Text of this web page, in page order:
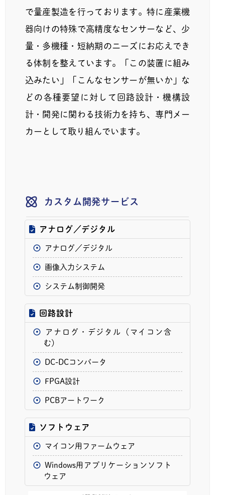
で量産製造を行っております。特に産業機
器向けの特殊で高精度なセンサーなど、少
量・多機種・短納期のニーズにお応えでき
る体制を整えています。「この装置に組み
込みたい」「こんなセンサーが無いか」な
どの各種要望に対して回路設計・機構設
計・開発に関わる技術力を持ち、専門メー
カーとして取り組んでいます。
カスタム開発サービス
アナログ／デジタル
アナログ／デジタル
画像入力システム
システム制御開発
回路設計
アナログ・デジタル（マイコン含
む）
DC-DCコンバータ
FPGA設計
PCBアートワーク
ソフトウェア
マイコン用ファームウェア
Windows用アプリケーションソフト
ウェア